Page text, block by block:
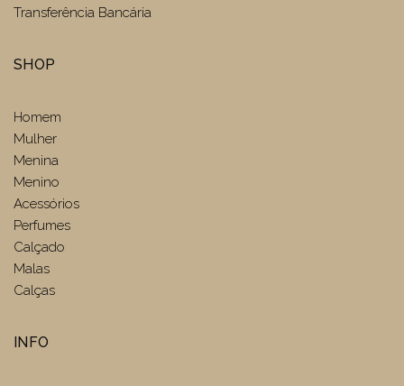
Transferência Bancária
SHOP
Homem
Mulher
Menina
Menino
Acessórios
Perfumes
Calçado
Malas
Calças
INFO